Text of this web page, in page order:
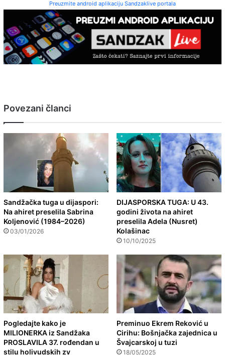
Preuzmite android aplikaciju Sandzaklive portala
Povezani članci
Sandžačka tuga u dijaspori:
Na ahiret preselila Sabrina
Koljenović (1984–2026)
03/01/2026
DIJASPORSKA TUGA: U 43.
godini života na ahiret
preselila Adela (Nusret)
Kolašinac
10/10/2025
Pogledajte kako je
MILIONERKA iz Sandžaka
PROSLAVILA 37. rođendan u
stilu holivudskih zv
Preminuo Ekrem Reković u
Cirihu: Bošnjačka zajednica u
Švajcarskoj u tuzi
18/05/2025